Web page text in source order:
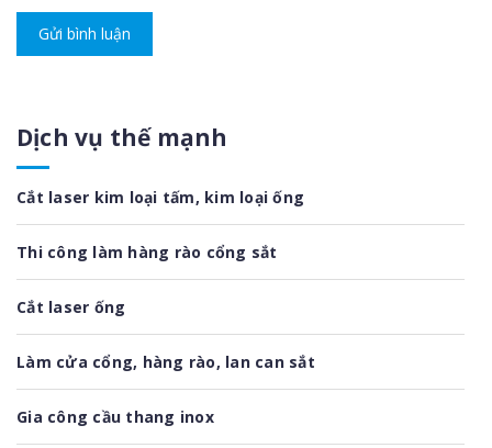
Gửi bình luận
Dịch vụ thế mạnh
Cắt laser kim loại tấm, kim loại ống
Thi công làm hàng rào cổng sắt
Cắt laser ống
Làm cửa cổng, hàng rào, lan can sắt
Gia công cầu thang inox